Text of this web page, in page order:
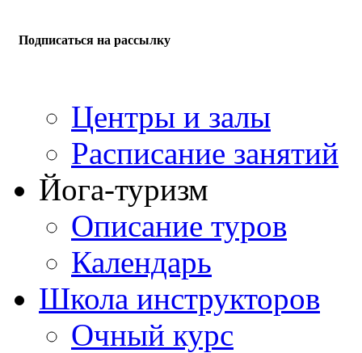
Подписаться на рассылку
Центры и залы
Расписание занятий
Йога-туризм
Описание туров
Календарь
Школа инструкторов
Очный курс